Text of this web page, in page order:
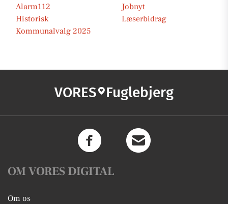
Alarm112
Jobnyt
Historisk
Læserbidrag
Kommunalvalg 2025
VORES Fuglebjerg
OM VORES DIGITAL
Om os